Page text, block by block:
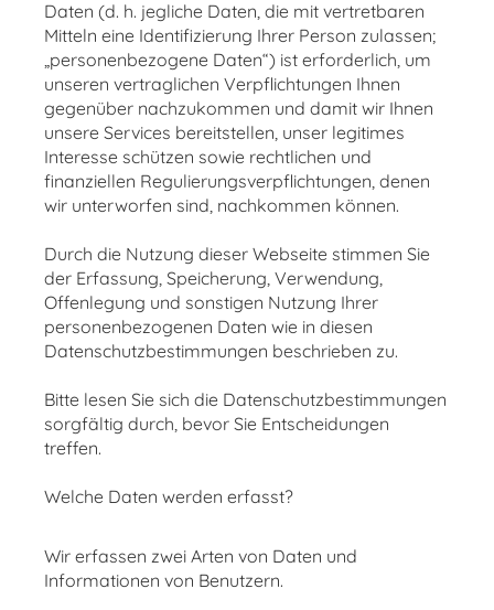
Daten (d. h. jegliche Daten, die mit vertretbaren
Mitteln eine Identifizierung Ihrer Person zulassen;
„personenbezogene Daten“) ist erforderlich, um
unseren vertraglichen Verpflichtungen Ihnen
gegenüber nachzukommen und damit wir Ihnen
unsere Services bereitstellen, unser legitimes
Interesse schützen sowie rechtlichen und
finanziellen Regulierungsverpflichtungen, denen
wir unterworfen sind, nachkommen können.
Durch die Nutzung dieser Webseite stimmen Sie
der Erfassung, Speicherung, Verwendung,
Offenlegung und sonstigen Nutzung Ihrer
personenbezogenen Daten wie in diesen
Datenschutzbestimmungen beschrieben zu.
Bitte lesen Sie sich die Datenschutzbestimmungen
sorgfältig durch, bevor Sie Entscheidungen
treffen.
Welche Daten werden erfasst?
Wir erfassen zwei Arten von Daten und
Informationen von Benutzern.